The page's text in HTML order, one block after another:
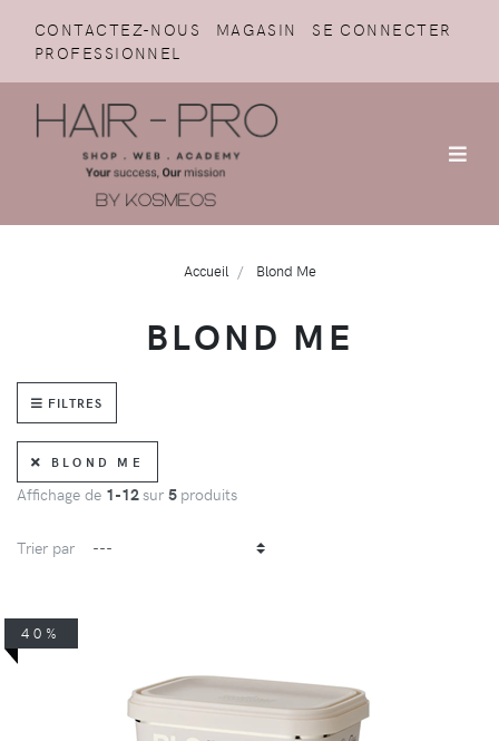
CONTACTEZ-NOUS MAGASIN
SE CONNECTER
PROFESSIONNEL
Accueil Blond Me
BLOND ME
FILTRES
BLOND ME
Affichage de 1-12sur 5 produits
Trier par
40%